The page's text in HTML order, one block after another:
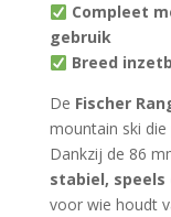
Compleet
gebruik
Breed
De Fischer
mountain ski
Dankzij de 86
stabiel,
voor wie houdt